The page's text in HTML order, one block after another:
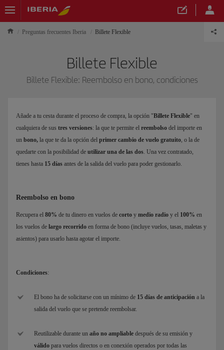
Preguntas frecuentes Iberia Billete Flexible
Billete Flexible
Billete Flexible: Reembolso en bono, condiciones
Añade a tu cesta durante el proceso de compra, la opción "Billete Flexible" en
cualquiera de sus tres versiones: la que te permite el reembolso del importe en
un bono, la que te da la opción del primer cambio de vuelo gratuito, o la de
quedarte con la posibilidad de utilizar una de las dos. Una vez contratado,
tienes hasta 15 días antes de la salida del vuelo para poder gestionarlo.
Reembolso en bono
Recupera el 80% de tu dinero en vuelos de corto y medio radio y el 100% en
los vuelos de largo recorrido en forma de bono (incluye vuelos, tasas, maletas y
asientos) para usarlo hasta agotar el importe.
Condiciones:
El bono ha de solicitarse con un mínimo de 15 días de anticipación a la
salida del vuelo que se pretende reembolsar.
Reutilizable durante un año no ampliable después de su emisión y
válido para vuelos directos o en conexión operados por todas las